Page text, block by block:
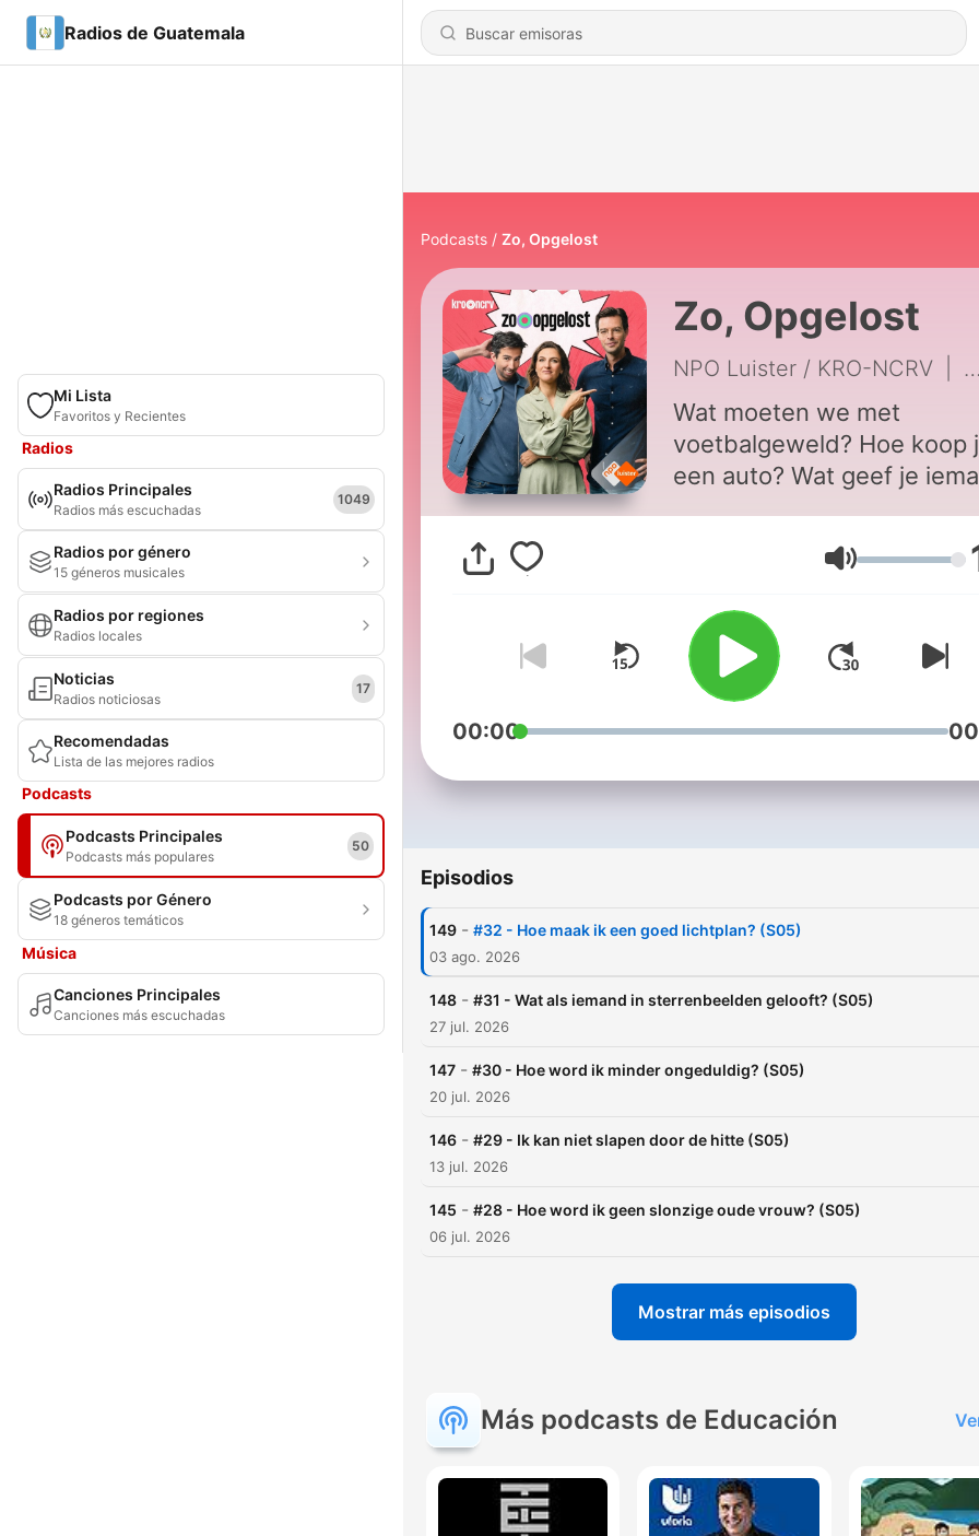
Radios de Guatemala
Mi Lista
Favoritos y Recientes
Radios
Radios Principales
Radios más escuchadas
1049
Radios por género
15 géneros musicales
Radios por regiones
Radios locales
Noticias
Radios noticiosas
17
Recomendadas
Lista de las mejores radios
Podcasts
Podcasts Principales
Podcasts más populares
50
Podcasts por Género
18 géneros temáticos
Música
Canciones Principales
Canciones más escuchadas
Podcasts Zo, Opgelost
Zo, Opgelost
NPO Luister / KRO-NCRV
Wat moeten we met
voetbalgeweld? Hoe koop
een auto? Wat geef je
doen we aan het tekort
personeel? En hoe kom je
gevuld met problemen.
hoe lossen we dat op?
zorgen. In Zo, Opgelost
wetenschapsjournalist
de Wit en Stefan Pop de
aflevering welke
opgelost zou zien? Stuur
een maitje naar
binnenkort een probleem
(@bovenburen) met Anna
Volumen
00:00
Episodios
149 - #32 - Hoe maak ik een goed lichtplan? (S05)
03 ago. 2026
148 - #31 - Wat als iemand in sterrenbeelden gelooft? (S05)
27 jul. 2026
147 - #30 - Hoe word ik minder ongeduldig? (S05)
20 jul. 2026
146 - #29 - Ik kan niet slapen door de hitte (S05)
13 jul. 2026
145 - #28 - Hoe word ik geen slonzige oude vrouw? (S05)
06 jul. 2026
Mostrar más episodios
Más podcasts de Educación